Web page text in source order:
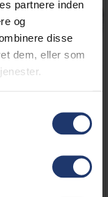
partnere inden
og
disse
dem, eller som